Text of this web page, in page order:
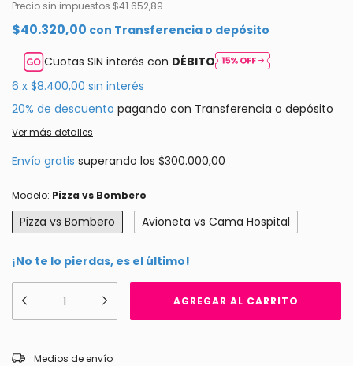
Precio sin impuestos $41.652,89
$40.320,00 con Transferencia o depósito
Cuotas SIN interés con DÉBITO
6 x $8.400,00 sin interés
20% de descuento pagando con Transferencia o depósito
Ver más detalles
Envío gratis superando los $300.000,00
Modelo: Pizza vs Bombero
Pizza vs Bombero Avioneta vs Cama Hospital
¡No te lo pierdas, es el último!
Entregas para el CP:
Medios de envío